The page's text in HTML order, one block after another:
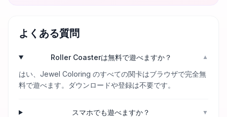
よくある質問
Roller Coasterは無料で遊べますか？ ▼
はい、Jewel Coloring のすべての関卡はブラウザで完全無
料で遊べます。ダウンロードや登録は不要です。
スマホでも遊べますか？ ▼